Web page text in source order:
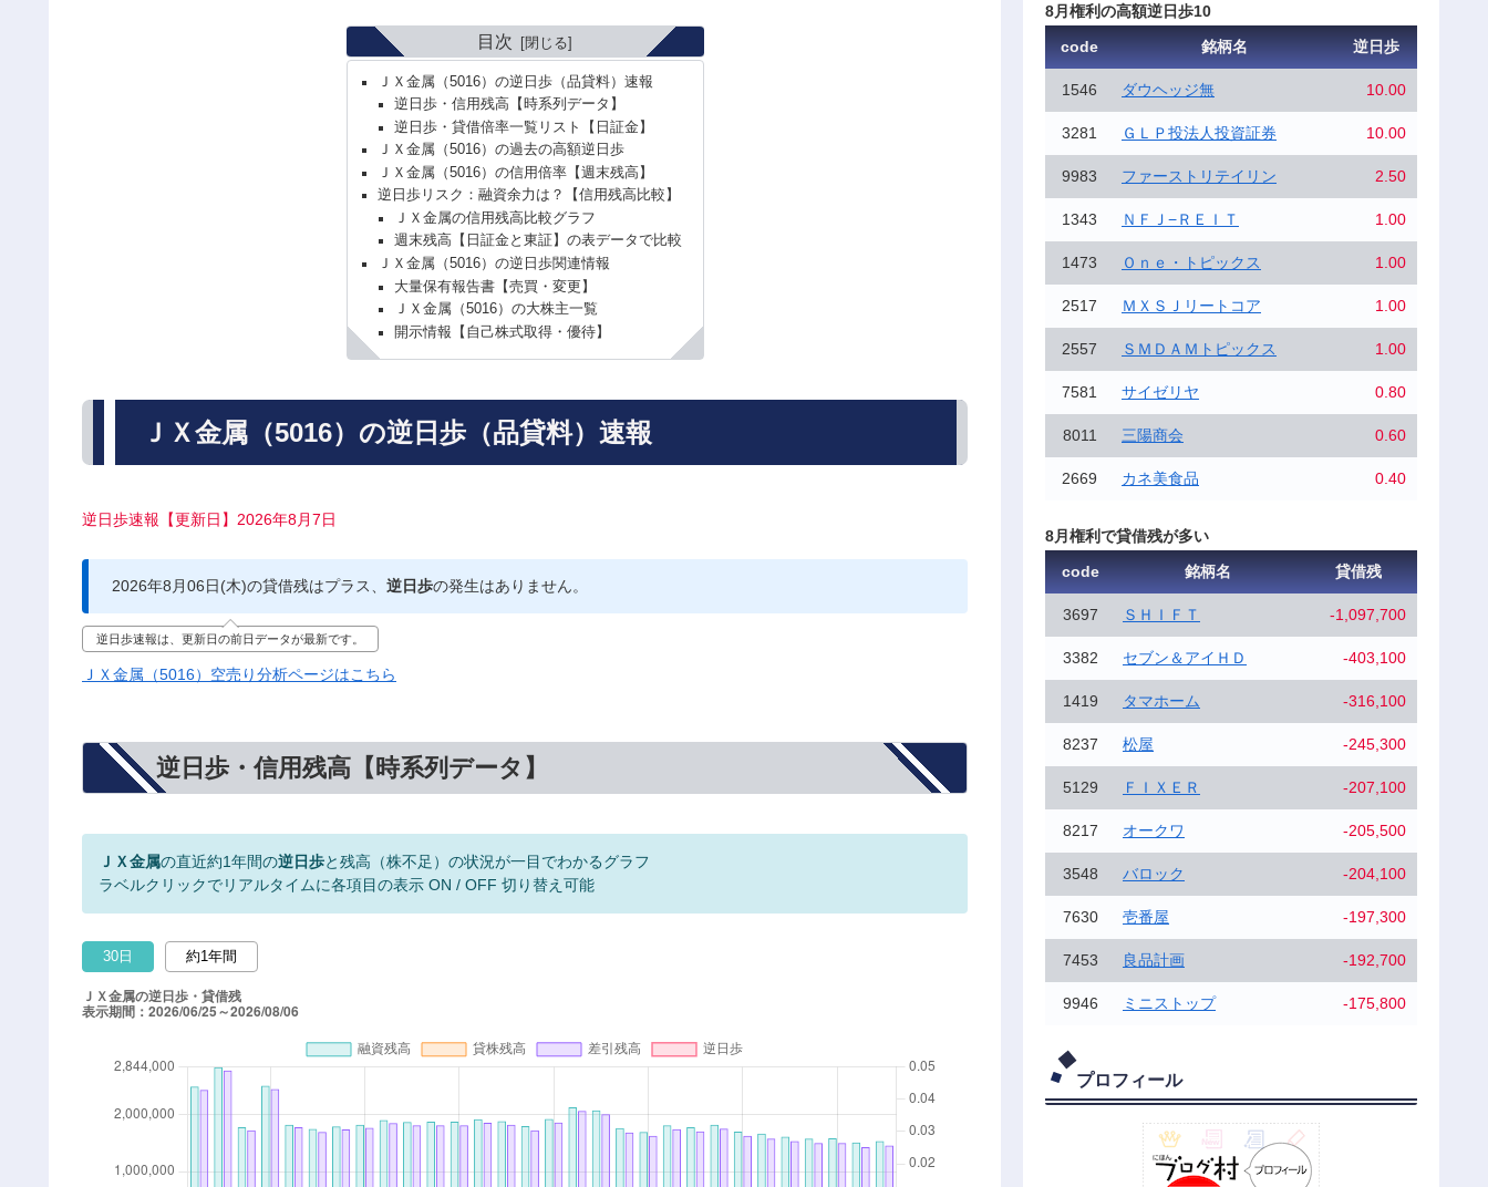
目次
ＪＸ金属（5016）の逆日歩（品貸料）速報
逆日歩・信用残高【時系列データ】
逆日歩・貸借倍率一覧リスト【日証金】
ＪＸ金属（5016）の過去の高額逆日歩
ＪＸ金属（5016）の信用倍率【週末残高】
逆日歩リスク：融資余力は？【信用残高比較】
ＪＸ金属の信用残高比較グラフ
週末残高【日証金と東証】の表データで比較
ＪＸ金属（5016）の逆日歩関連情報
大量保有報告書【売買・変更】
ＪＸ金属（5016）の大株主一覧
開示情報【自己株式取得・優待】
ＪＸ金属（5016）の逆日歩（品貸料）速報
逆日歩速報【更新日】2026年8月7日
2026年8月06日(木)の貸借残はプラス、 逆日歩の発生はありません。
逆日歩速報は、更新日の前日データが最新です。
ＪＸ金属（5016）空売り分析ページはこちら
逆日歩・信用残高【時系列データ】
ＪＸ金属の直近約1年間の逆日歩と残高（株不足）の状況が一目でわかるグラフ
ラベルクリックでリアルタイムに各項目の表示 ON / OFF 切り替え可能
30日 約1年間
8月権利の高額逆日歩10
code
銘柄名 逆日歩
1546 ダウヘッジ無 10.00
3281 ＧＬＰ投法人投資証券 10.00
9983 ファーストリテイリン 2.50
1343 ＮＦＪ−ＲＥＩＴ 1.00
1473 Ｏｎｅ・トピックス 1.00
2517 ＭＸＳＪリートコア 1.00
2557 ＳＭＤＡＭトピックス 1.00
7581 サイゼリヤ 0.80
8011 三陽商会 0.60
2669 カネ美食品 0.40
8月権利で貸借残が多い
code
銘柄名 貸借残
3697 ＳＨＩＦＴ -1,097,700
3382 セブン＆アイＨＤ -403,100
1419 タマホーム -316,100
8237 松屋 -245,300
5129 ＦＩＸＥＲ -207,100
8217 オークワ -205,500
3548 バロック -204,100
7630 壱番屋 -197,300
7453 良品計画 -192,700
9946 ミニストップ -175,800
プロフィール